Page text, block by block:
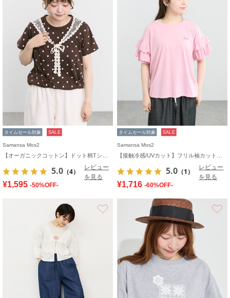
タイムセール対象 SALE
Samansa Mos2
5.0 （4）
レビュー
を見る
¥1,595 -50%OFF-
タイムセール対象 SALE
Samansa Mos2
5.0 （1）
レビュー
を見る
¥1,716 -60%OFF-